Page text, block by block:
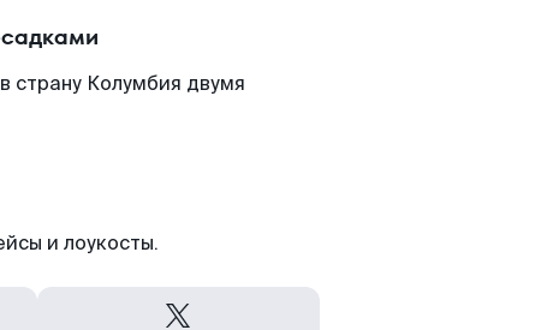
страну Колумбия двумя
и лоукосты.